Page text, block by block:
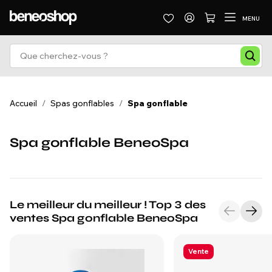
MENU
Accueil / Spas gonflables / Spa gonflable
Spa gonflable BeneoSpa
Le meilleur du meilleur ! Top 3 des
ventes Spa gonflable BeneoSpa
Vente